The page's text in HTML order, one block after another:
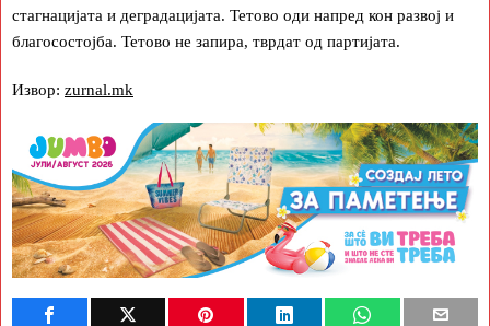
стагнацијата и деградацијата. Тетово оди напред кон развој и
благосостојба. Тетово не запира, тврдат од партијата.
Извор: zurnal.mk